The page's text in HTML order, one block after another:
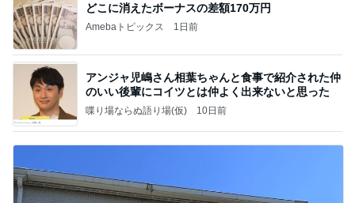
どこに消えたボーナスの差額170万円
Amebaトピックス 1日前
アンジャ児嶋さん相葉ちゃんと食事で紹介された仲
のいい後輩にコイツとは仲よく出来ないと思った
喋り場ならぬ語り場(仮) 10日前